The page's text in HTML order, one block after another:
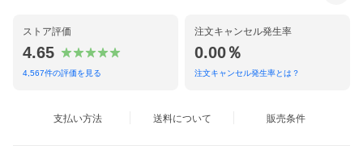
ストア評価
4.65
4,567件の評価を見る
注文キャンセル発生率
0.00％
注文キャンセル発生率とは？
支払い方法 送料について 販売条件